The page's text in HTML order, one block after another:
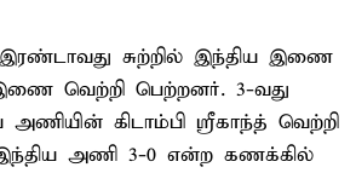
சுற்றில் இந்திய இணை
வெற்றி பெற்றனர். 3-வது
அணியின் கிடாம்பி ஸ்ரீகாந்த் வெற்றி
அணி 3-0 என்ற கணக்கில்